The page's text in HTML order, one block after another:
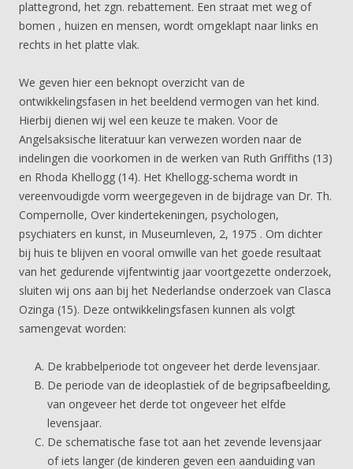
plattegrond, het zgn. rebattement. Een straat met weg of
bomen , huizen en mensen, wordt omgeklapt naar links en
rechts in het platte vlak.
We geven hier een beknopt overzicht van de
ontwikkelingsfasen in het beeldend vermogen van het kind.
Hierbij dienen wij wel een keuze te maken. Voor de
Angelsaksische literatuur kan verwezen worden naar de
indelingen die voorkomen in de werken van Ruth Griffiths (13)
en Rhoda Khellogg (14). Het Khellogg-schema wordt in
vereenvoudigde vorm weergegeven in de bijdrage van Dr. Th.
Compernolle, Over kindertekeningen, psychologen,
psychiaters en kunst, in Museumleven, 2, 1975 . Om dichter
bij huis te blijven en vooral omwille van het goede resultaat
van het gedurende vijfentwintig jaar voortgezette onderzoek,
sluiten wij ons aan bij het Nederlandse onderzoek van Clasca
Ozinga (15). Deze ontwikkelingsfasen kunnen als volgt
samengevat worden:
De krabbelperiode tot ongeveer het derde levensjaar.
De periode van de ideoplastiek of de begripsafbeelding,
van ongeveer het derde tot ongeveer het elfde
levensjaar.
De schematische fase tot aan het zevende levensjaar
of iets langer (de kinderen geven een aanduiding van